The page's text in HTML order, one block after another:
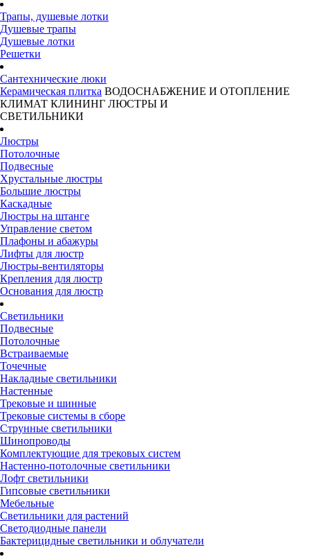
Трапы, душевые лотки
Душевые трапы
Душевые лотки
Решетки
Сантехнические люки
Керамическая плитка ВОДОСНАБЖЕНИЕ И ОТОПЛЕНИЕ
КЛИМАТ КЛИНИНГ ЛЮСТРЫ И
СВЕТИЛЬНИКИ
Люстры
Потолочные
Подвесные
Хрустальные люстры
Большие люстры
Каскадные
Люстры на штанге
Управление светом
Плафоны и абажуры
Лифты для люстр
Люстры-вентиляторы
Крепления для люстр
Основания для люстр
Светильники
Подвесные
Потолочные
Встраиваемые
Точечные
Накладные светильники
Настенные
Трековые и шинные
Трековые системы в сборе
Струнные светильники
Шинопроводы
Комплектующие для трековых систем
Настенно-потолочные светильники
Лофт светильники
Гипсовые светильники
Мебельные
Светильники для растений
Светодиодные панели
Бактерицидные светильники и облучатели